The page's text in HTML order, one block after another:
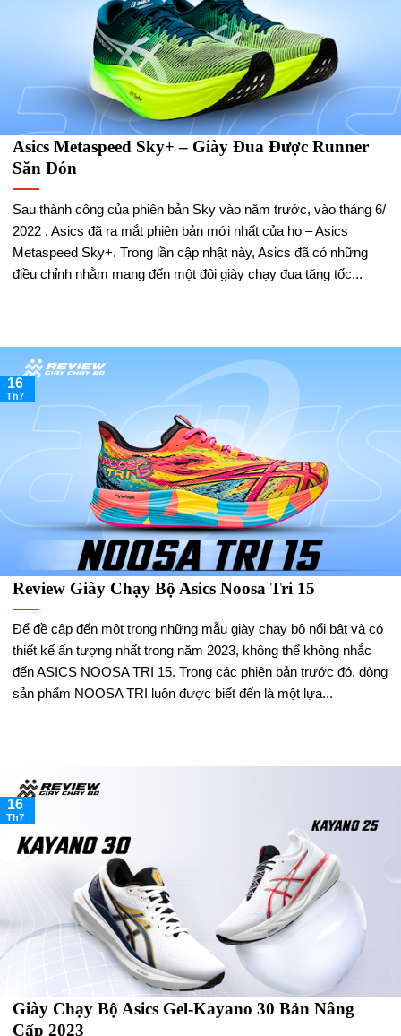
Asics Metaspeed Sky+ – Giày Đua Được Runner
Săn Đón
Sau thành công của phiên bản Sky vào năm trước, vào tháng 6/
2022 , Asics đã ra mắt phiên bản mới nhất của họ – Asics
Metaspeed Sky+. Trong lần cập nhật này, Asics đã có những
điều chỉnh nhằm mang đến một đôi giày chạy đua tăng tốc...
Review Giày Chạy Bộ Asics Noosa Tri 15
Để đề cập đến một trong những mẫu giày chạy bộ nổi bật và có
thiết kế ấn tượng nhất trong năm 2023, không thể không nhắc
đến ASICS NOOSA TRI 15. Trong các phiên bản trước đó, dòng
sản phẩm NOOSA TRI luôn được biết đến là một lựa...
16
Th7
Giày Chạy Bộ Asics Gel-Kayano 30 Bản Nâng
Cấp 2023
16
Th7